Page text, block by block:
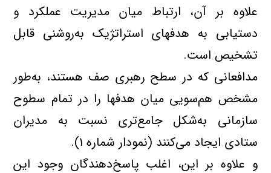
علاوه بر آن، ارتباط ميان مديريت عملكرد و
دستيابي به هدفهاي استراتژيك به‌روشني قابل
تشخيص است.
مدافعاني كه در سطح رهبري صف هستند، به‌طور
مشخص هم‌سويي ميان هدفها را در تمام سطوح
سازماني به‌شكل جامع‌تري نسبت به مديران
ستادي ايجاد مي‌كنند (نمودار شماره ۱).
و علاوه بر اين، اغلب پاسخ‌دهندگان وجود اين